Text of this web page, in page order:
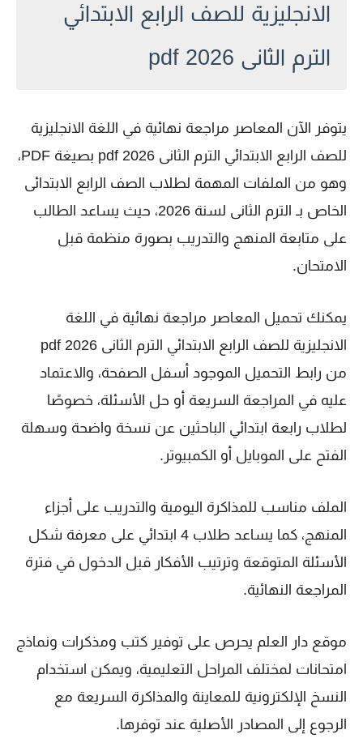
الانجليزية للصف الرابع الابتدائي
الترم الثانى 2026 pdf
يتوفر الآن المعاصر مراجعة نهائية في اللغة الانجليزية
للصف الرابع الابتدائي الترم الثانى 2026 pdf بصيغة PDF،
وهو من الملفات المهمة لطلاب الصف الرابع الابتدائى
الخاص بـ الترم الثانى لسنة 2026، حيث يساعد الطالب
على متابعة المنهج والتدريب بصورة منظمة قبل
الامتحان.
يمكنك تحميل المعاصر مراجعة نهائية في اللغة
الانجليزية للصف الرابع الابتدائي الترم الثانى 2026 pdf
من رابط التحميل الموجود أسفل الصفحة، والاعتماد
عليه في المراجعة السريعة أو حل الأسئلة، خصوصًا
لطلاب رابعة ابتدائي الباحثين عن نسخة واضحة وسهلة
الفتح على الموبايل أو الكمبيوتر.
الملف مناسب للمذاكرة اليومية والتدريب على أجزاء
المنهج، كما يساعد طلاب 4 ابتدائي على معرفة شكل
الأسئلة المتوقعة وترتيب الأفكار قبل الدخول في فترة
المراجعة النهائية.
موقع دار العلم يحرص على توفير كتب ومذكرات ونماذج
امتحانات لمختلف المراحل التعليمية، ويمكن استخدام
النسخ الإلكترونية للمعاينة والمذاكرة السريعة مع
الرجوع إلى المصادر الأصلية عند توفرها.